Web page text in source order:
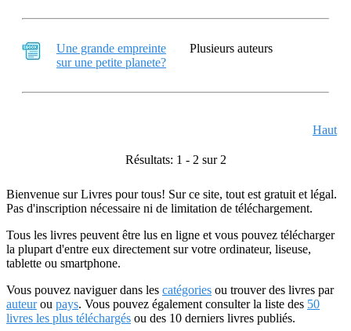
Une grande empreinte
sur une petite planete?
Plusieurs auteurs
Haut
Résultats: 1 - 2 sur 2
Bienvenue sur Livres pour tous! Sur ce site, tout est gratuit et légal.
Pas d'inscription nécessaire ni de limitation de téléchargement.
Tous les livres peuvent être lus en ligne et vous pouvez télécharger
la plupart d'entre eux directement sur votre ordinateur, liseuse,
tablette ou smartphone.
Vous pouvez naviguer dans les catégories ou trouver des livres par
auteurou pays. Vous pouvez également consulter la liste des 50
livres les plus téléchargés ou des 10 derniers livres publiés.